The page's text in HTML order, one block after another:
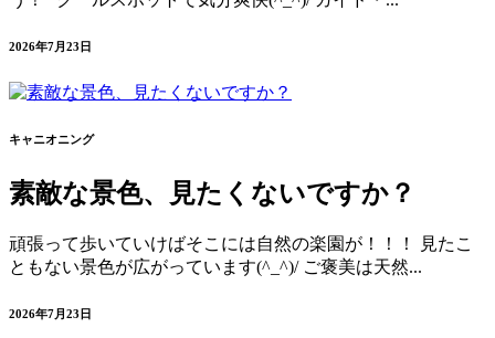
2026年7月23日
キャニオニング
素敵な景色、見たくないですか？
頑張って歩いていけばそこには自然の楽園が！！！ 見たこ
ともない景色が広がっています(^_^)/ ご褒美は天然...
2026年7月23日